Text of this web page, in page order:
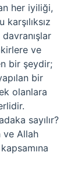
her iyiliği,
ve
bir şeydir;
bir
olanlara
sayılır?
ve Allah